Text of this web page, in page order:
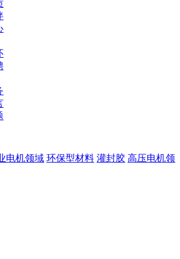
电机领域 环保型材料 灌封胶 高压电机领